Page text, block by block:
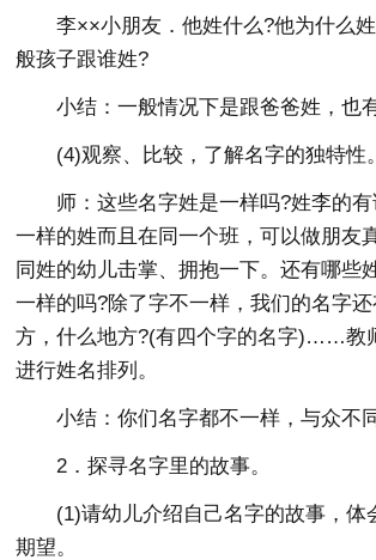
李××小朋友．他姓什么?他为什么
般孩子跟谁姓?
小结：一般情况下是跟爸爸姓，也
(4)观察、比较，了解名字的独特性。
师：这些名字姓是一样吗?姓李的
一样的姓而且在同一个班，可以做朋友
同姓的幼儿击掌、拥抱一下。还有哪些
一样的吗?除了字不一样，我们的名字
方，什么地方?(有四个字的名字)……教
进行姓名排列。
小结：你们名字都不一样，与众不
2．探寻名字里的故事。
(1)请幼儿介绍自己名字的故事，体
期望。